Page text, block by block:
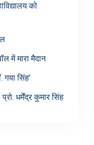
को
में मारा मैदान
गया सिंह’
प्रो. धर्मेंद्र कुमार सिंह